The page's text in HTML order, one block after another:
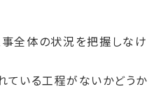
全体の状況を把握しなけ
ている工程がないかどうか